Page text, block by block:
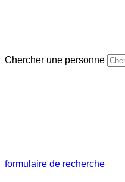
Chercher une personne
formulaire de recherche